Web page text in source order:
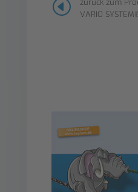
H
zurück zum
VARIO